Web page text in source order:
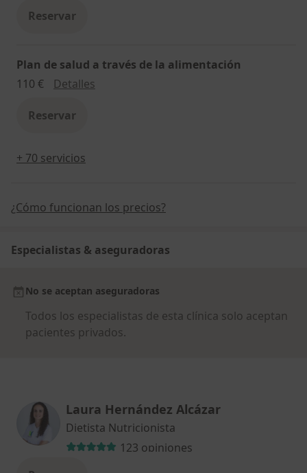
Reservar
Plan de salud a través de la alimentación
110 €
Detalles
Reservar
+ 70 servicios
¿Cómo funcionan los precios?
Especialistas & aseguradoras
No se aceptan aseguradoras
Todos los especialistas de esta clínica solo aceptan
pacientes privados.
Laura Hernández Alcázar
Dietista Nutricionista
123 opiniones